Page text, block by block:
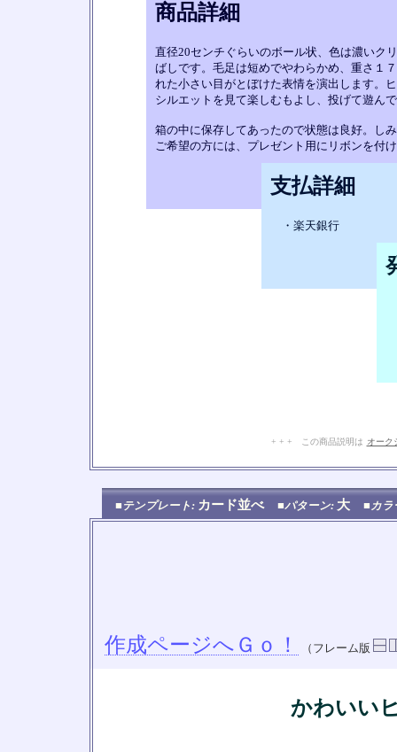
商品詳細
直径20センチぐらいのボール状、色は濃いク
ばしです。毛足は短めでやわらかめ、重さ１
れた小さい目がとぼけた表情を演出します。
シルエットを見て楽しむもよし、投げて遊ん
箱の中に保存してあったので状態は良好。し
ご希望の方には、プレゼント用にリボンを付
支払詳細
・楽天銀行
+ + + この商品説明は オーク
■テンプレート: カード並べ ■パターン: 大 ■カ
作成ページへＧｏ！ （フレーム版
かわいい